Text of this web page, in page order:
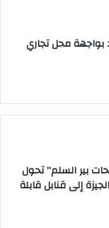
محل تجاري
بير السلم” تحول
إلى قنابل قابلة